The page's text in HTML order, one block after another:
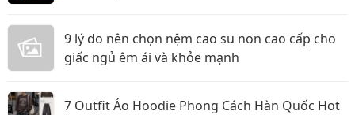
9 lý do nên chọn nệm cao su non cao cấp cho
giấc ngủ êm ái và khỏe mạnh
7 Outfit Áo Hoodie Phong Cách Hàn Quốc Hot